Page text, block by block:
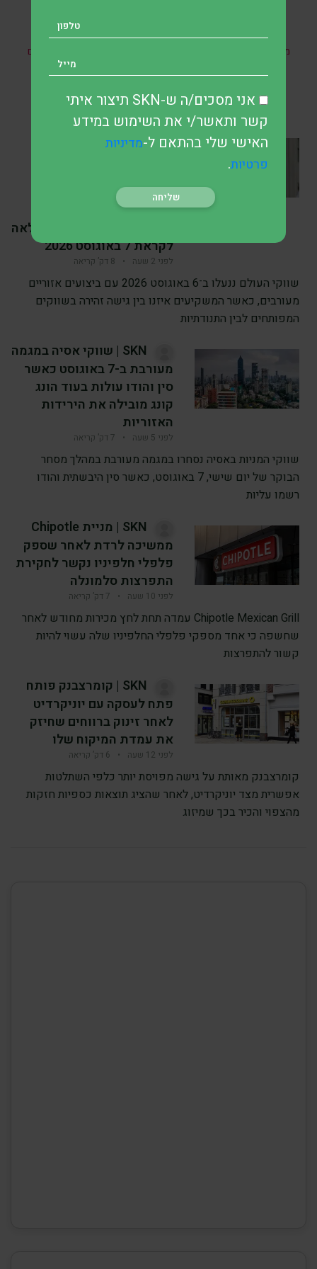
* אין במאמר זה, בחלקו או במלואו, כל הבטחה להשגת תשואות
מהשקעות ואין האמור בו מהווה ייעוץ מקצועי לבצע השקעות בתחום
SKN | סקירת שווקי
עולמי מעורב כאשר אסיה
נמצאת תחת לחץ בעוד תל
אביב מתחזקת – תחזית מלאה
לקראת 7 באוגוסט 2026
לפני 2 שעה • 8 דק’ קריאה
שווקי העולם ננעלו ב־6 באוגוסט 2026 עם ביצועים אזוריים
מעורבים, כאשר המשקיעים איזנו בין גישה זהירה בשווקים
המפותחים לבין התנודתיות
SKN | שווקי אסיה במגמה
מעורבת ב-7 באוגוסט כאשר
סין והודו עולות בעוד הונג
קונג מובילה את הירידות
האזוריות
לפני 5 שעה • 7 דק’ קריאה
שווקי המניות באסיה נסחרו במגמה מעורבת במהלך מסחר
הבוקר של יום שישי, 7 באוגוסט, כאשר סין היבשתית והודו
רשמו עליות
SKN | מניית Chipotle
ממשיכה לרדת לאחר שספק
פלפלי חלפיניו נקשר לחקירת
התפרצות סלמונלה
לפני 10 שעה • 7 דק’ קריאה
Chipotle Mexican Grill עמדה תחת לחץ מכירות מחודש לאחר
שחשפה כי אחד מספקי פלפלי החלפיניו שלה עשוי להיות
קשור להתפרצות
SKN | קומרצבנק פותח
פתח לעסקה עם יוניקרדיט
לאחר זינוק ברווחים שחיזק
את עמדת המיקוח שלו
לפני 12 שעה • 6 דק’ קריאה
קומרצבנק מאותת על גישה מפויסת יותר כלפי השתלטות
אפשרית מצד יוניקרדיט, לאחר שהציג תוצאות כספיות חזקות
מהצפוי והכיר בכך שמיזוג
אני מסכים/ה ש-SKN תיצור איתי
קשר ותאשר/י את השימוש במידע
האישי שלי בהתאם ל-מדיניות
פרטיות.